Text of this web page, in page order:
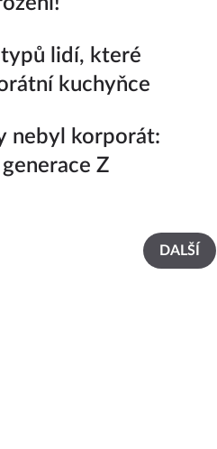
lidí, které
kuchyňce
nebyl korporát:
Z
DALŠÍ